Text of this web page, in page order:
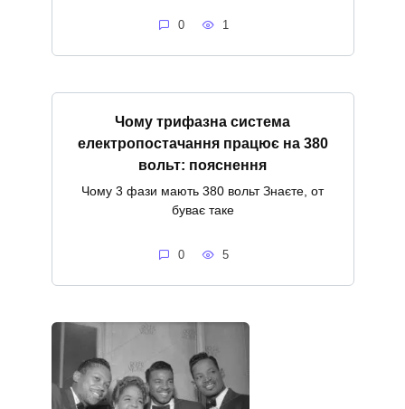
0 1
Чому трифазна система
електропостачання працює на 380
вольт: пояснення
Чому 3 фази мають 380 вольт Знаєте, от
буває таке
0 5